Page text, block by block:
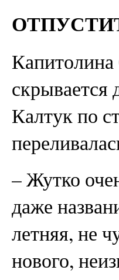
Капитолина
скрывается
Калтук по
– Жутко
даже
летняя, не
нового,